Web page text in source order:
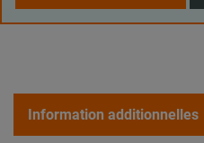
Information additionnelles